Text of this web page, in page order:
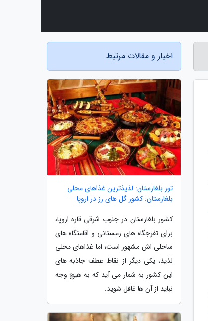
اخبار و مقالات مرتبط
تور بلغارستان: لذیذترین غذاهای محلی
بلغارستان: کشور گل های رز در اروپا
کشور بلغارستان در جنوب شرقی قاره اروپا،
برای تفرجگاه های زمستانی و اقامتگاه های
ساحلی اش مشهور است؛ اما غذاهای محلی
لذیذ، یکی دیگر از نقاط عطف جاذبه های
این کشور به شمار می آید که به هیچ وجه
نباید از آن ها غافل شوید.